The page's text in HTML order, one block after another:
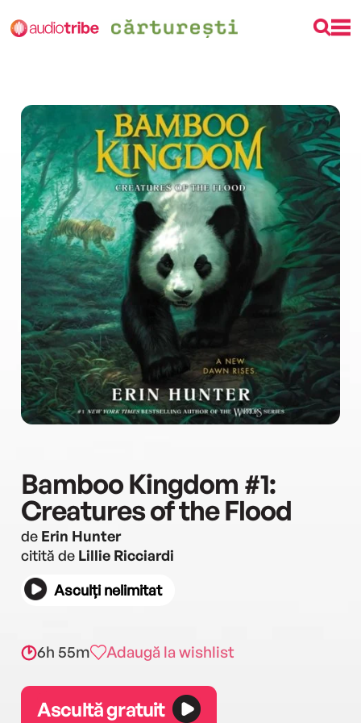
Bamboo Kingdom #1:
Creatures of the Flood
de Erin Hunter
citită de Lillie Ricciardi
Asculți nelimitat
6h 55m Adaugă la wishlist
Ascultă gratuit